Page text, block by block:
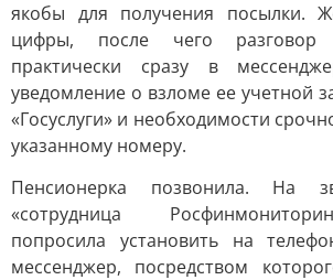
якобы для получения посылки.
цифры, после чего разговор
практически сразу в
уведомление о взломе ее учетной
«Госуслуги» и необходимости
указанному номеру.
Пенсионерка позвонила. На
«сотрудница
попросила установить на
мессенджер, посредством